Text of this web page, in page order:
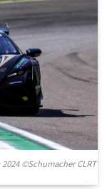
©Schumacher CLRT